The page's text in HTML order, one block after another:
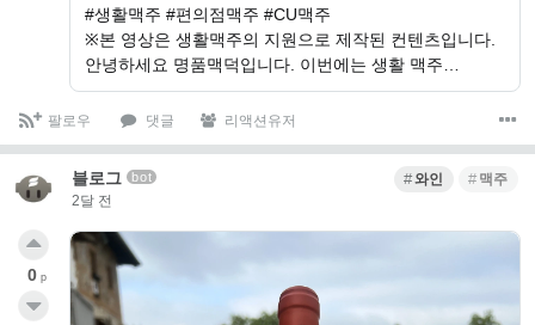
#생활맥주 #편의점맥주 #CU맥주
※본 영상은 생활맥주의 지원으로 제작된 컨텐츠입니다.
안녕하세요 명품맥덕입니다. 이번에는 생활 맥주…
팔로우 댓글 리액션유저
블로그 bot
2달 전
와인 맥주
0 p